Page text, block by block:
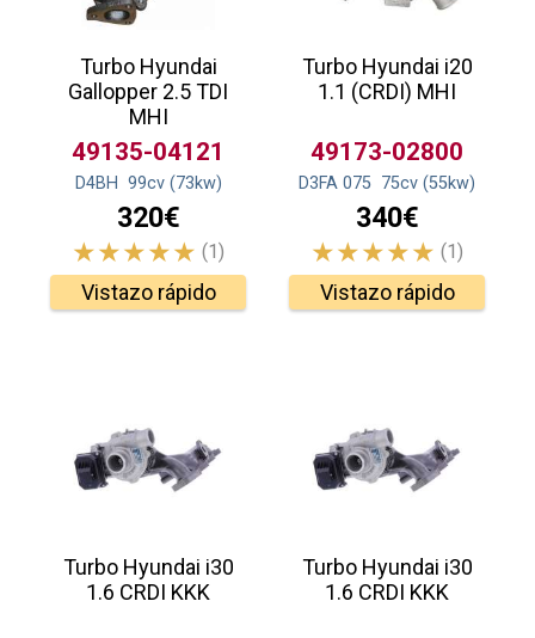
Turbo Hyundai
Gallopper 2.5 TDI
MHI
49135-04121
D4BH 99cv (73kw)
320€
(1)
Vistazo rápido
Turbo Hyundai i20
1.1 (CRDI) MHI
49173-02800
D3FA 075 75cv (55kw)
340€
(1)
Vistazo rápido
Turbo Hyundai i30
1.6 CRDI KKK
Turbo Hyundai i30
1.6 CRDI KKK